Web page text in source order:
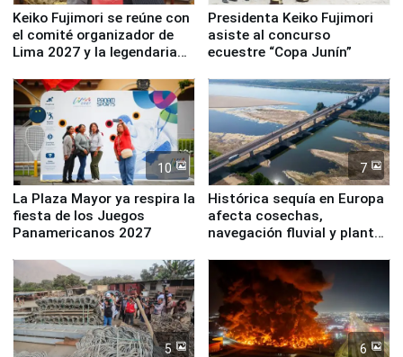
Keiko Fujimori se reúne con
el comité organizador de
Lima 2027 y la legendaria
Presidenta Keiko Fujimori
asiste al concurso
ecuestre “Copa Junín”
10
La Plaza Mayor ya respira la
fiesta de los Juegos
Panamericanos 2027
7
Histórica sequía en Europa
afecta cosechas,
navegación fluvial y plantas
5 6